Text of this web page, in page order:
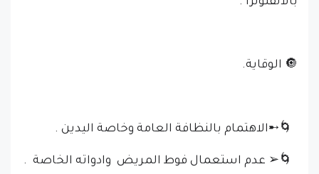
🔘 الوقاية.
🌀➸الاهتمام بالنظافة العامة وخاصة اليدين .
🌀➢ عدم استعمال فوط المريض وادواته الخاصة .